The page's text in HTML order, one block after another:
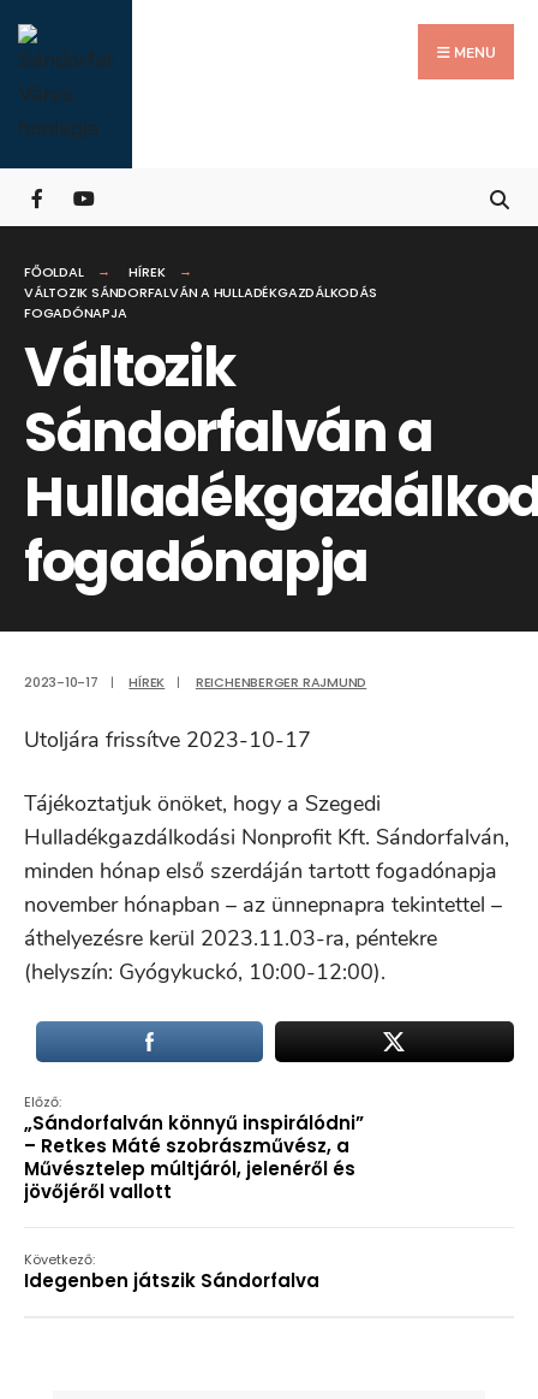
Skip
to
content
MENU
FŐOLDAL
HÍREK
VÁLTOZIK SÁNDORFALVÁN A HULLADÉKGAZDÁLKODÁS
FOGADÓNAPJA
Változik
Sándorfalván a
fogadónapja
2023-10-17 | HÍREK | REICHENBERGER RAJMUND
Utoljára frissítve 2023-10-17
Tájékoztatjuk önöket, hogy a Szegedi
Hulladékgazdálkodási Nonprofit Kft. Sándorfalván,
minden hónap első szerdáján tartott fogadónapja
november hónapban – az ünnepnapra tekintettel –
áthelyezésre kerül 2023.11.03-ra, péntekre
(helyszín: Gyógykuckó, 10:00-12:00).
Előző:
„Sándorfalván könnyű inspirálódni”
– Retkes Máté szobrászművész, a
Művésztelep múltjáról, jelenéről és
jövőjéről vallott
Következő:
Idegenben játszik Sándorfalva
for:
Close